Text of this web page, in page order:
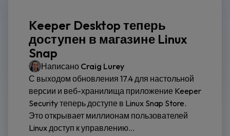
Keeper Desktop теперь
доступен в магазине Linux
Snap
Написано Craig Lurey
С выходом обновления 17.4 для настольной
версии и веб-хранилища приложение Keeper
Security теперь доступе в Linux Snap Store.
Это открывает миллионам пользователей
Linux доступ к управлению...